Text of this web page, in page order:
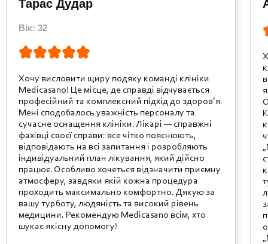
Тарас Дудар
Вік: 32
Хочу висловити щиру подяку команді клініки
Medicasano! Це місце, де справді відчувається
професійний та комплексний підхід до здоров’я.
Мені сподобалось уважність персоналу та
сучасне оснащення клініки. Лікарі — справжні
фахівці своєї справи: все чітко пояснюють,
відповідають на всі запитання і розробляють
індивідуальний план лікування, який дійсно
працює. Особливо хочеться відзначити приємну
атмосферу, завдяки якій кожна процедура
проходить максимально комфортно. Дякую за
вашу турботу, людяність та високий рівень
медицини. Рекомендую Medicasano всім, хто
шукає якісну допомогу!